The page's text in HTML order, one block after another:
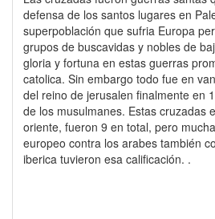
defensa de los santos lugares en
superpoblación que sufria Europa
grupos de buscavidas y nobles de
gloria y fortuna en estas guerras
catolica. Sin embargo todo fue en
del reino de jerusalen finalmente en 1291 quedaron en poder
de los musulmanes. Estas cruzadas
oriente, fueron 9 en total, pero
europeo contra los arabes también
iberica tuvieron esa calificación. .